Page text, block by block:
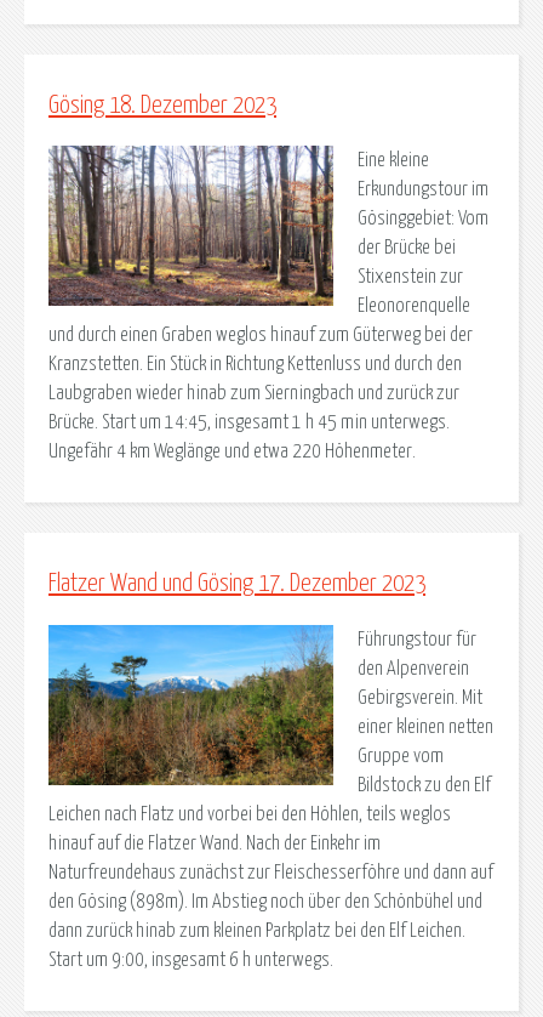
Gösing 18. Dezember 2023
Eine kleine
Erkundungstour im
Gösinggebiet: Vom
der Brücke bei
Stixenstein zur
Eleonorenquelle
und durch einen Graben weglos hinauf zum Güterweg bei der
Kranzstetten. Ein Stück in Richtung Kettenluss und durch den
Laubgraben wieder hinab zum Sierningbach und zurück zur
Brücke. Start um 14:45, insgesamt 1 h 45 min unterwegs.
Ungefähr 4 km Weglänge und etwa 220 Höhenmeter.
Flatzer Wand und Gösing 17. Dezember 2023
Führungstour für
den Alpenverein
Gebirgsverein. Mit
einer kleinen netten
Gruppe vom
Bildstock zu den Elf
Leichen nach Flatz und vorbei bei den Höhlen, teils weglos
hinauf auf die Flatzer Wand. Nach der Einkehr im
Naturfreundehaus zunächst zur Fleischesserföhre und dann auf
den Gösing (898m). Im Abstieg noch über den Schönbühel und
dann zurück hinab zum kleinen Parkplatz bei den Elf Leichen.
Start um 9:00, insgesamt 6 h unterwegs.